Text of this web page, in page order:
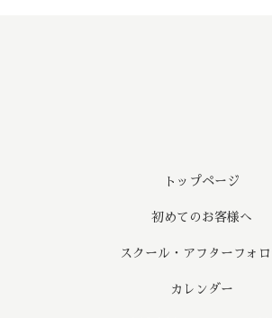
トップページ
初めてのお客様へ
スクール・アフターフォ
カレンダー